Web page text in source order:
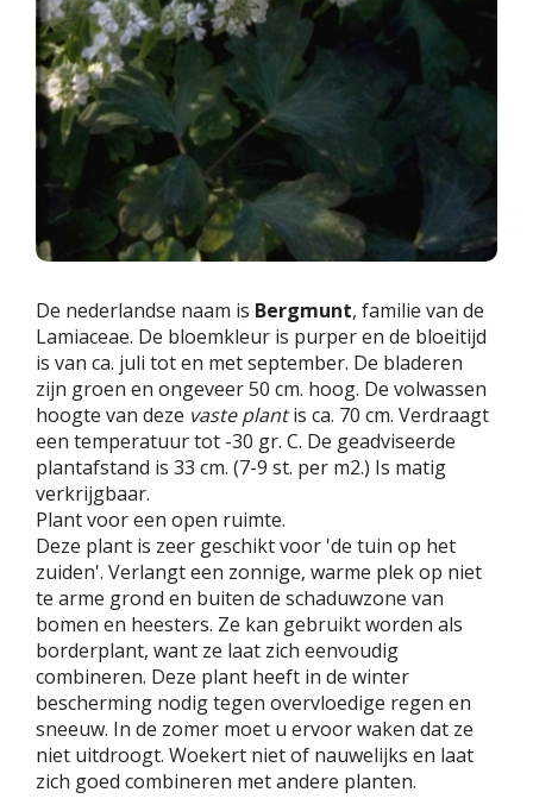
De nederlandse naam is Bergmunt, familie van de
Lamiaceae. De bloemkleur is purper en de bloeitijd
is van ca. juli tot en met september. De bladeren
zijn groen en ongeveer 50 cm. hoog. De volwassen
hoogte van deze vaste plantis ca. 70 cm. Verdraagt
een temperatuur tot -30 gr. C. De geadviseerde
plantafstand is 33 cm. (7-9 st. per m2.) Is matig
verkrijgbaar.
Plant voor een open ruimte.
Deze plant is zeer geschikt voor 'de tuin op het
zuiden'. Verlangt een zonnige, warme plek op niet
te arme grond en buiten de schaduwzone van
bomen en heesters. Ze kan gebruikt worden als
borderplant, want ze laat zich eenvoudig
combineren. Deze plant heeft in de winter
bescherming nodig tegen overvloedige regen en
sneeuw. In de zomer moet u ervoor waken dat ze
niet uitdroogt. Woekert niet of nauwelijks en laat
zich goed combineren met andere planten.